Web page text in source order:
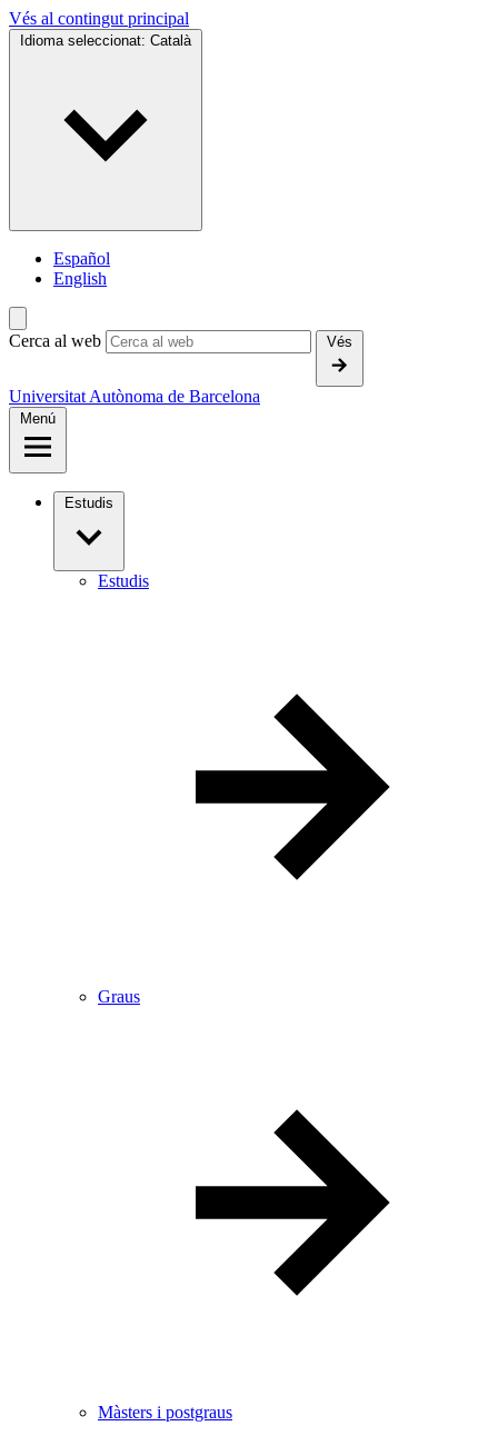
Vés al contingut principal
Idioma seleccionat: Català
Español
English
Cerca al web Vés
Universitat Autònoma de Barcelona
Menú
Estudis
Estudis
Graus
Màsters i postgraus